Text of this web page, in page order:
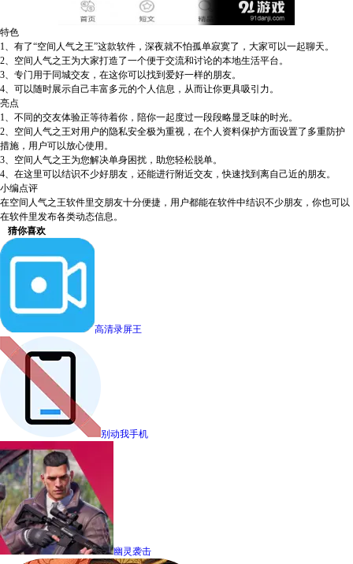
特色
1、有了“空间人气之王”这款软件，深夜就不怕孤单寂寞了，大家可以一起聊天。
2、空间人气之王为大家打造了一个便于交流和讨论的本地生活平台。
3、专门用于同城交友，在这你可以找到爱好一样的朋友。
4、可以随时展示自己丰富多元的个人信息，从而让你更具吸引力。
亮点
1、不同的交友体验正等待着你，陪你一起度过一段段略显乏味的时光。
2、空间人气之王对用户的隐私安全极为重视，在个人资料保护方面设置了多重防护
措施，用户可以放心使用。
3、空间人气之王为您解决单身困扰，助您轻松脱单。
4、在这里可以结识不少好朋友，还能进行附近交友，快速找到离自己近的朋友。
小编点评
在空间人气之王软件里交朋友十分便捷，用户都能在软件中结识不少朋友，你也可以
在软件里发布各类动态信息。
猜你喜欢
高清录屏王
别动我手机
幽灵袭击